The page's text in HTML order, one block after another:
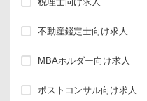
不動産鑑定士向け求人
MBAホルダー向け求人
ポストコンサル向け求人